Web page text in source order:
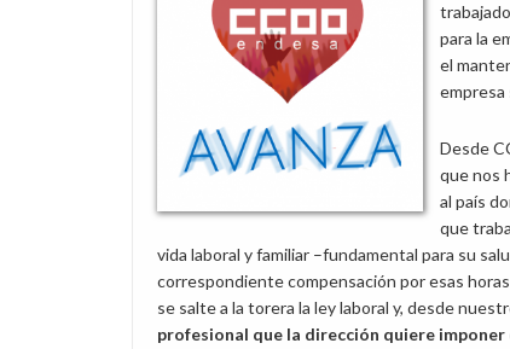
para la
el
empresa
Desde
que nos
al país
que
vida laboral y familiar –fundamental para su
correspondiente compensación por esas
se salte a la torera la ley laboral y, desde
profesional que la dirección quiere imponer